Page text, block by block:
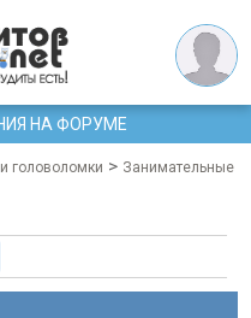
НА ФОРУМЕ
головоломки > Занимательные